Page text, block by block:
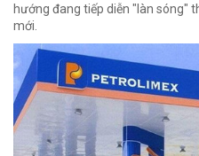
hướng đang tiếp diễn "làn sóng"
mới.